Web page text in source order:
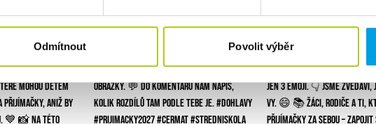
Odmítnout Povolit výběr
Z našeho Instagramu